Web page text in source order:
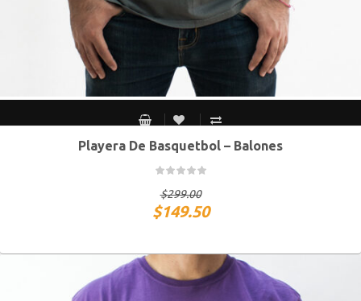
S MEX / XS USA M MEX / S USA G MEX / M USA XG MEX / G USA
Playera De Basquetbol – Balones
$299.00
$149.50